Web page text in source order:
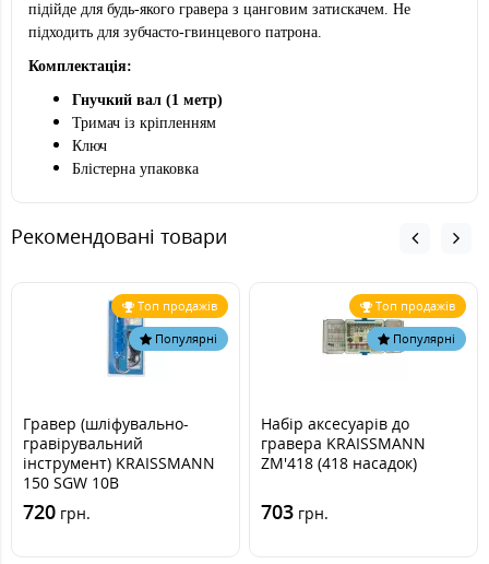
підійде для будь-якого гравера з цанговим затискачем. Не
підходить для зубчасто-гвинцевого патрона.
Комплектація:
Гнучкий вал (1 метр)
Тримач із кріпленням
Ключ
Блістерна упаковка
Рекомендовані товари
Топ продажів
Популярні
Гравер (шліфувально-
гравірувальний
інструмент) KRAISSMANN
150 SGW 10B
720 грн.
Топ продажів
Популярні
Набір аксесуарів до
гравера KRAISSMANN
ZM'418 (418 насадок)
703 грн.